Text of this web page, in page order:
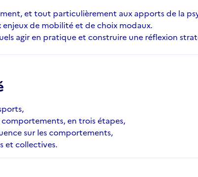
et tout particulièrement aux apports de la
de mobilité et de choix modaux.
agir en pratique et construire une réflexion
en trois étapes,
sur les comportements,
et collectives.